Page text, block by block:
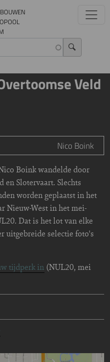
Veld
Nico Boink
Boink wandelde door
en Slotervaart. Slechts
worden geplaatst in het
Nieuw-West in het mei-
Dat is het lot van elke
uitgebreide selectie foto's
tijdperk in (NUL20, mei